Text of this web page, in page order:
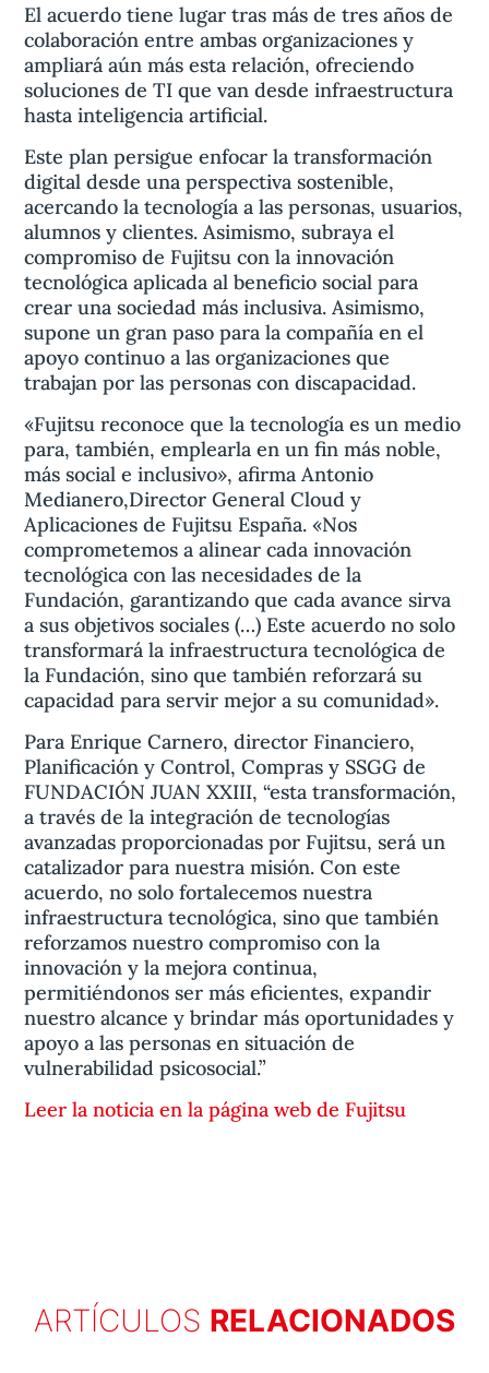
El acuerdo tiene lugar tras más de tres años de
colaboración entre ambas organizaciones y
ampliará aún más esta relación, ofreciendo
soluciones de TI que van desde infraestructura
hasta inteligencia artificial.
Este plan persigue enfocar la transformación
digital desde una perspectiva sostenible,
acercando la tecnología a las personas, usuarios,
alumnos y clientes. Asimismo, subraya el
compromiso de Fujitsu con la innovación
tecnológica aplicada al beneficio social para
crear una sociedad más inclusiva. Asimismo,
supone un gran paso para la compañía en el
apoyo continuo a las organizaciones que
trabajan por las personas con discapacidad.
«Fujitsu reconoce que la tecnología es un medio
para, también, emplearla en un fin más noble,
más social e inclusivo», afirma Antonio
Medianero,Director General Cloud y
Aplicaciones de Fujitsu España. «Nos
comprometemos a alinear cada innovación
tecnológica con las necesidades de la
Fundación, garantizando que cada avance sirva
a sus objetivos sociales (…) Este acuerdo no solo
transformará la infraestructura tecnológica de
la Fundación, sino que también reforzará su
capacidad para servir mejor a su comunidad».
Para Enrique Carnero, director Financiero,
Planificación y Control, Compras y SSGG de
FUNDACIÓN JUAN XXIII, “esta transformación,
a través de la integración de tecnologías
avanzadas proporcionadas por Fujitsu, será un
catalizador para nuestra misión. Con este
acuerdo, no solo fortalecemos nuestra
infraestructura tecnológica, sino que también
reforzamos nuestro compromiso con la
innovación y la mejora continua,
permitiéndonos ser más eficientes, expandir
nuestro alcance y brindar más oportunidades y
apoyo a las personas en situación de
vulnerabilidad psicosocial.”
Leer la noticia en la página web de Fujitsu
ARTÍCULOS RELACIONADOS